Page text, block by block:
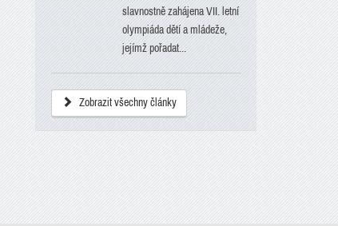
slavnostně zahájena VII. letní
olympiáda dětí a mládeže,
jejímž pořadat...
Zobrazit všechny články